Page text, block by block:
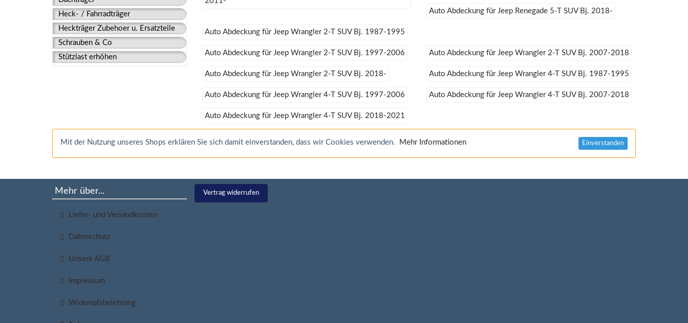
Heck- / Fahrradträger
Heckträger Zubehoer u. Ersatzteile
Schrauben & Co
Stützlast erhöhen
Auto Abdeckung für Jeep Renegade 5-T SUV Bj. 2018-
Auto Abdeckung für Jeep Wrangler 2-T SUV Bj. 1987-1995
Auto Abdeckung für Jeep Wrangler 2-T SUV Bj. 1997-2006 Auto Abdeckung für Jeep Wrangler 2-T SUV Bj. 2007-2018
Auto Abdeckung für Jeep Wrangler 2-T SUV Bj. 2018- Auto Abdeckung für Jeep Wrangler 4-T SUV Bj. 1987-1995
Auto Abdeckung für Jeep Wrangler 4-T SUV Bj. 1997-2006 Auto Abdeckung für Jeep Wrangler 4-T SUV Bj. 2007-2018
Auto Abdeckung für Jeep Wrangler 4-T SUV Bj. 2018-2021
Mit der Nutzung unseres Shops erklären Sie sich damit einverstanden, dass wir Cookies verwenden. Mehr Informationen Einverstanden
Mehr über...
Liefer- und Versandkosten
Datenschutz
Unsere AGB
Impressum
Widerrufsbelehrung
Vertrag widerrufen